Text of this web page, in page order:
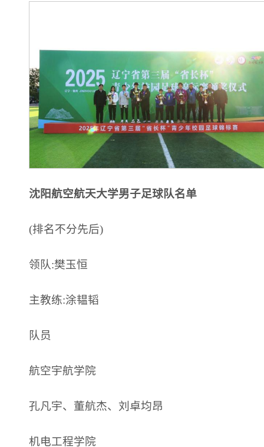
沈阳航空航天大学男子足球队名单
(排名不分先后)
领队:樊玉恒
主教练:涂韫韬
队员
航空宇航学院
孔凡宇、董航杰、刘卓均昂
机电工程学院